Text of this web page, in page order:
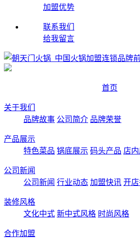
加盟优势
联系我们
给我留言
首页
关于我们
品牌故事 公司简介 品牌荣誉
产品展示
特色菜品 锅底展示 码头产品 店
公司新闻
公司新闻 行业动态 加盟快讯 开
装修风格
文化中式 新中式风格 时尚风格
合作加盟